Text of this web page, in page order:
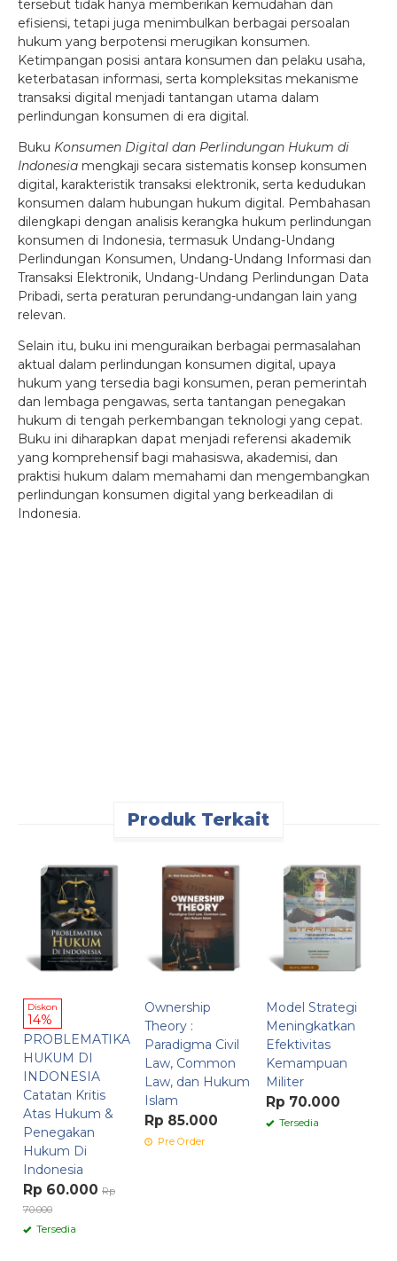
tersebut tidak hanya memberikan kemudahan dan
efisiensi, tetapi juga menimbulkan berbagai persoalan
hukum yang berpotensi merugikan konsumen.
Ketimpangan posisi antara konsumen dan pelaku usaha,
keterbatasan informasi, serta kompleksitas mekanisme
transaksi digital menjadi tantangan utama dalam
perlindungan konsumen di era digital.
Buku Konsumen Digital dan Perlindungan Hukum di
Indonesia mengkaji secara sistematis konsep konsumen
digital, karakteristik transaksi elektronik, serta kedudukan
konsumen dalam hubungan hukum digital. Pembahasan
dilengkapi dengan analisis kerangka hukum perlindungan
konsumen di Indonesia, termasuk Undang-Undang
Perlindungan Konsumen, Undang-Undang Informasi dan
Transaksi Elektronik, Undang-Undang Perlindungan Data
Pribadi, serta peraturan perundang-undangan lain yang
relevan.
Selain itu, buku ini menguraikan berbagai permasalahan
aktual dalam perlindungan konsumen digital, upaya
hukum yang tersedia bagi konsumen, peran pemerintah
dan lembaga pengawas, serta tantangan penegakan
hukum di tengah perkembangan teknologi yang cepat.
Buku ini diharapkan dapat menjadi referensi akademik
yang komprehensif bagi mahasiswa, akademisi, dan
praktisi hukum dalam memahami dan mengembangkan
perlindungan konsumen digital yang berkeadilan di
Indonesia.
Produk Terkait
Diskon
14%
PROBLEMATIKA
HUKUM DI
INDONESIA
Catatan Kritis
Atas Hukum &
Penegakan
Hukum Di
Indonesia
Rp 60.000 Rp
70.000
Tersedia
Ownership
Theory :
Paradigma Civil
Law, Common
Law, dan Hukum
Islam
Rp 85.000
Pre Order
Model Strategi
Meningkatkan
Efektivitas
Kemampuan
Militer
Rp 70.000
Tersedia